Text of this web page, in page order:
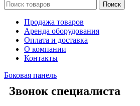
Поиск
Продажа товаров
Аренда оборудования
Оплата и доставка
О компании
Контакты
Боковая панель
Звонок специалиста